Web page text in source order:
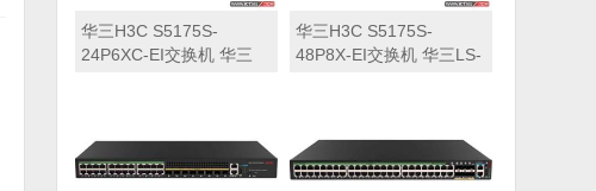
华三H3C S5175S-
24P6XC-EI交换机 华三
华三H3C S5175S-
48P8X-EI交换机 华三LS-